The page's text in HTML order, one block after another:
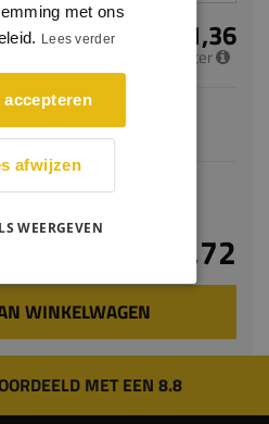
€ 11,36
per meter
de verwachte levertijd
€ 22,72
WINKELWAGEN
MET EEN 8.8
met ons
Lees verder
afwijzen
WEERGEVEN